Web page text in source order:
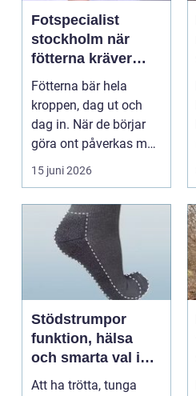
Fotspecialist
stockholm när
fötterna kräver
mer än vanliga
sulor
Fötterna bär hela
kroppen, dag ut och
dag in. När de börjar
göra ont påverkas mer
15 juni 2026
Stödstrumpor
funktion, hälsa
och smarta val i
vardagen
Att ha trötta, tunga